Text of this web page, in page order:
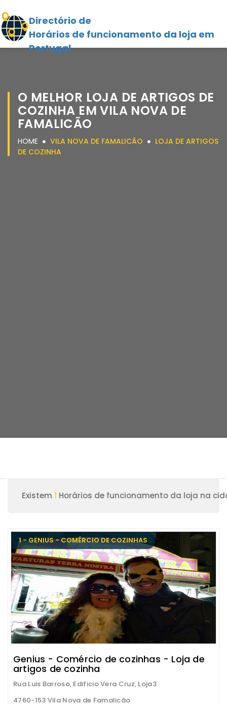
Directório de
Horários de funcionamento da loja em
Portugal
O MELHOR LOJA DE ARTIGOS DE
COZINHA EM VILA NOVA DE
FAMALICÃO
HOME VILA NOVA DE FAMALICÃO
LOJA DE ARTIGOS
DE COZINHA
Existem 1 Horários de funcionamento da loja na
1 - GENIUS - COMÉRCIO DE COZINHAS
Genius - Comércio de cozinhas - Loja de
artigos de cozinha
Rua Luis Barroso, Edificio Vera Cruz, Loja3
4760-153 Vila Nova de Famalicão